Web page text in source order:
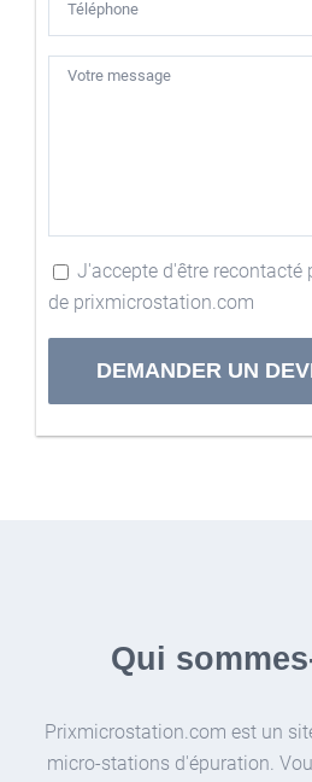
J'accepte d'être recontacté
de prixmicrostation.com
Alternative:
Qui
Prixmicrostation.com est un
micro-stations d'épuration.